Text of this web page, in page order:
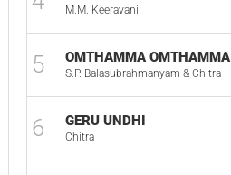
M.M. Keeravani
5 OMTHAMMA OMTHAMMA
S.P. Balasubrahmanyam & Chitra
6 GERU UNDHI
Chitra